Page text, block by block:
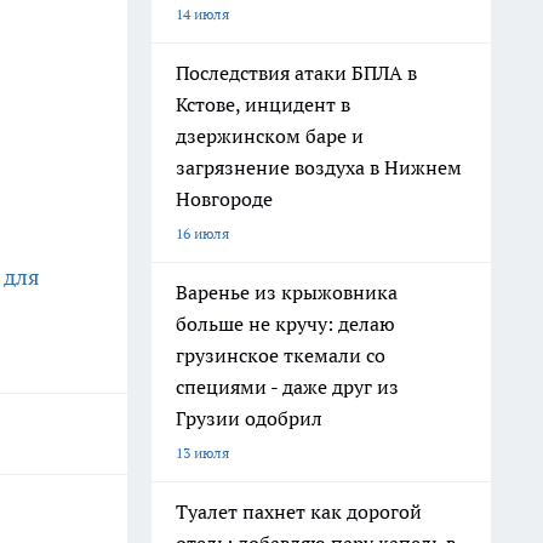
14 июля
Последствия атаки БПЛА в
Кстове, инцидент в
дзержинском баре и
загрязнение воздуха в Нижнем
Новгороде
16 июля
Варенье из крыжовника
больше не кручу: делаю
грузинское ткемали со
специями - даже друг из
Грузии одобрил
13 июля
Туалет пахнет как дорогой